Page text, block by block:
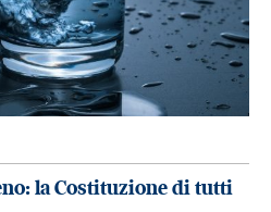
la Costituzione di tutti